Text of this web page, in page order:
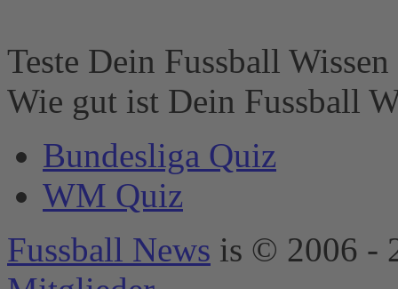
Liste der
verwendeten
hinzuzufügen.
Usercentrics
Consent
Management
Platform&
Teste Dein Fussball
Wie gut ist Dein Fussball
Bundesliga Quiz
WM Quiz
Fussball News is © 2006 -